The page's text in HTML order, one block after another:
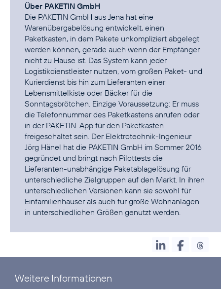
Über PAKETIN GmbH
Die PAKETIN GmbH aus Jena hat eine
Warenübergabelösung entwickelt, einen
Paketkasten, in dem Pakete unkompliziert abgelegt
werden können, gerade auch wenn der Empfänger
nicht zu Hause ist. Das System kann jeder
Logistikdienstleister nutzen, vom großen Paket- und
Kurierdienst bis hin zum Lieferanten einer
Lebensmittelkiste oder Bäcker für die
Sonntagsbrötchen. Einzige Voraussetzung: Er muss
die Telefonnummer des Paketkastens anrufen oder
in der PAKETIN-App für den Paketkasten
freigeschaltet sein. Der Elektrotechnik-Ingenieur
Jörg Hänel hat die PAKETIN GmbH im Sommer 2016
gegründet und bringt nach Pilottests die
Lieferanten-unabhängige Paketablagelösung für
unterschiedliche Zielgruppen auf den Markt. In ihren
unterschiedlichen Versionen kann sie sowohl für
Einfamilienhäuser als auch für große Wohnanlagen
in unterschiedlichen Größen genutzt werden.
Weitere Informationen